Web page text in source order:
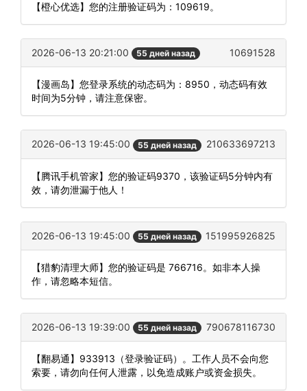
【橙心优选】您的注册验证码为：109619。
2026-06-13 20:21:00 55 дней назад 10691528
【漫画岛】您登录系统的动态码为：8950，动态码有效
时间为5分钟，请注意保密。
2026-06-13 19:45:00 55 дней назад 210633697213
【腾讯手机管家】您的验证码9370，该验证码5分钟内有
效，请勿泄漏于他人！
2026-06-13 19:45:00 55 дней назад 151995926825
【猎豹清理大师】您的验证码是 766716。如非本人操
作，请忽略本短信。
2026-06-13 19:39:00 55 дней назад 790678116730
【翻易通】933913（登录验证码）。工作人员不会向您
索要，请勿向任何人泄露，以免造成账户或资金损失。